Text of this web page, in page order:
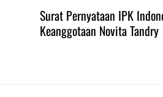
Surat Pernyataan IPK
Keanggotaan Novita Tandry